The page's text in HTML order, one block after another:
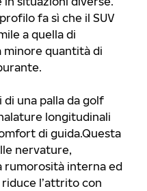
fa sì che il SUV
a quella di
minore quantità di
di una palla da golf
longitudinali
di guida.Questa
nervature,
rumorosità interna ed
l’attrito con